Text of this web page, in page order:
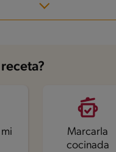
Marcarla
cocinada